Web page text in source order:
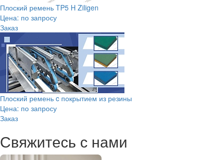
Плоский ремень TP5 H Ziligen
Цена: по запросу
Заказ
Плоский ремень c покрытием из резины
Цена: по запросу
Заказ
Свяжитесь с нами